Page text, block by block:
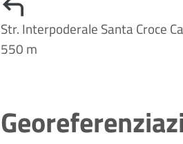
Str. Interpoderale Santa Croce
550 m